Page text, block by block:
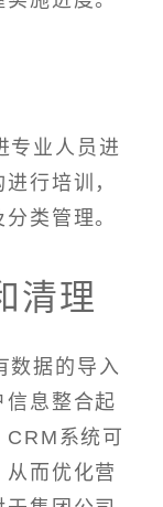
专业人员进
行培训，
类管理。
清理
数据的导入
信息整合起
CRM系统可
而优化营